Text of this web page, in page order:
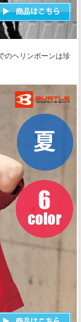
のヘリンボーンは珍